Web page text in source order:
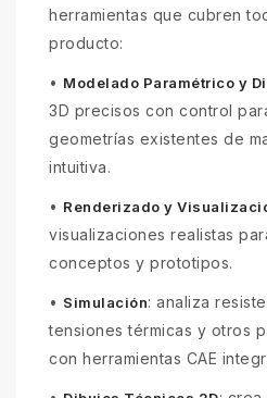
herramientas que cubren
producto:
• Modelado Paramétrico y
3D precisos con control
geometrías existentes de
intuitiva.
• Renderizado y
visualizaciones realistas
conceptos y prototipos.
• Simulación: analiza
tensiones térmicas y otros
con herramientas CAE